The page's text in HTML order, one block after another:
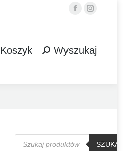
FacebookInstagram
Koszyk Szukaj:Wyszukaj
Wyszukiwarka
produktów
SZUKAJ